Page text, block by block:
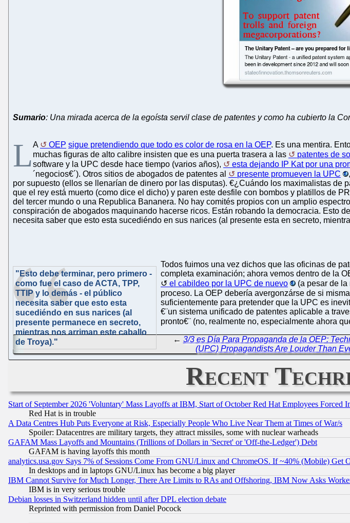
Sumario: Una mirada acerca de la egoísta servil clase de patentes y como ha cubierto la
LA OEP sigue pretendiendo que todo es color de rosa en la OEP. Es una mentira.
muchas figuras de alto calibre insisten que es una puerta trasera a las
patentes de
software y la UPC desde hace tiempo (varios años),
esta dejando IP Kat por una
´negocios€´). Otros sitios de abogados de patentes al
presente promueven la UPC
por supuesto (ellos se llenarían de dinero por las disputas). €¿Cuándo los maximalistas
que el rey está muerto (como dice el dicho) y paren este desfile con bombos y platillos de
del tercer mundo o una Republica Bananera. No hay comités propios con un amplio
conspiración de abogados maquinando hacerse ricos. Están robando la democracia. Esto
necesita saber que esto esta sucediéndo en sus narices (al presente esta en secreto,
"Esto debe terminar, pero primero -
como fue el caso de ACTA, TPP,
TTIP y lo demás - el público
necesita saber que esto esta
sucediéndo en sus narices (al
presente permanece en secreto,
mientras nos arriman este caballo
de Troya)."
Todos fuimos una vez dichos que las oficinas de
completa examinación; ahora vemos dentro de la
el cabildeo por la UPC de nuevo
(a pesar de la
proceso. La OEP debería avergonzárse de si
suficientemente para pretender que la UPC es
€¨un sistema unificado de patentes aplicable a
pronto€¨ (no, realmente no, especialmente ahora
← 3/3 es Día Para Propaganda de la OEP:
(UPC) Propagandists Are Louder Than
Recent
Start of September 2026 'Voluntary' Mass Layoffs at IBM, Start of October Red Hat Employees
Red Hat is in trouble
A Data Centres Hub Puts Everyone at Risk, Especially People Who Live Near Them at Times of War/s
Spoiler: Datacentres are military targets, they attract missiles, some with nuclear warheads
GAFAM Mass Layoffs and Mountains (Trillions of Dollars in 'Secret' or 'Off-the-Ledger') Debt
GAFAM is having layoffs this month
analytics.usa.gov Says 7% of Sessions Come From GNU/Linux and ChromeOS. If ~40% (Mobile) Get
In desktops and in laptops GNU/Linux has become a big player
IBM Cannot Survive for Much Longer, There Are Limits to RAs and Offshoring, IBM Now Asks
IBM is in very serious trouble
Debian losses in Switzerland hidden until after DPL election debate
Reprinted with permission from Daniel Pocock